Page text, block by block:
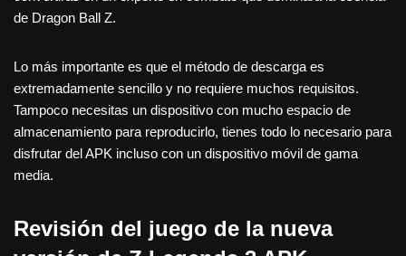
de Dragon Ball Z.
Lo más importante es que el método de descarga es
extremadamente sencillo y no requiere muchos requisitos.
Tampoco necesitas un dispositivo con mucho espacio de
almacenamiento para reproducirlo, tienes todo lo necesario para
disfrutar del APK incluso con un dispositivo móvil de gama
media.
Revisión del juego de la nueva